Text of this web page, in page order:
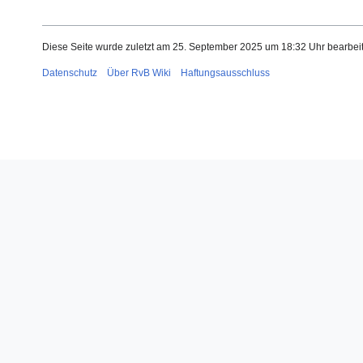
Diese Seite wurde zuletzt am 25. September 2025 um 18:32 Uhr
Datenschutz Über RvB Wiki Haftungsausschluss